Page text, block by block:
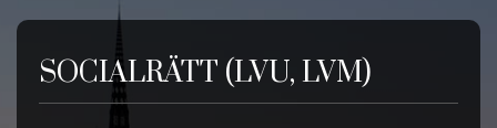
SOCIALRÄTT (LVU, LVM)